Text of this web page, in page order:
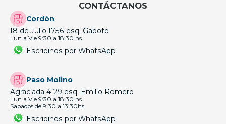
CONTÁCTANOS
Cordón
18 de Julio 1756 esq. Gaboto
Lun a Vie 9:30 a 18:30 hs
Escribinos por WhatsApp
Paso Molino
Agraciada 4129 esq. Emilio Romero
Lun a Vie 9:30 a 18:30 hs
Sabados de 9:30 a 13:30hs
Escribinos por WhatsApp